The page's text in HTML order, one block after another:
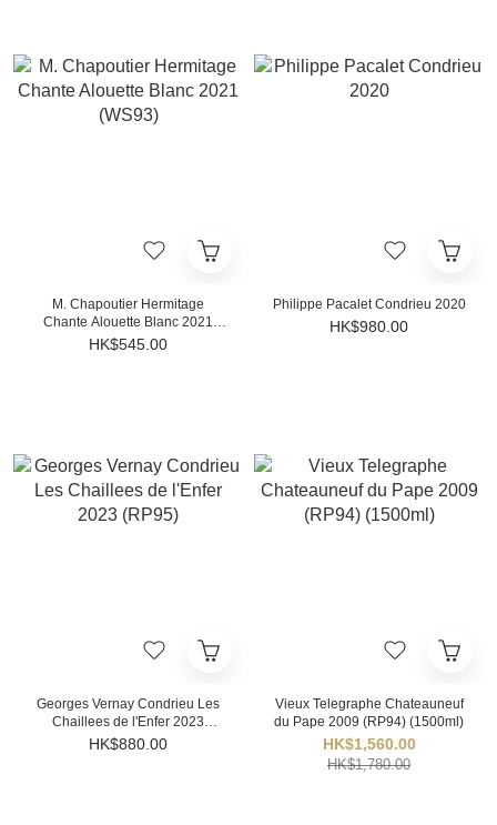
M. Chapoutier Hermitage
Chante Alouette Blanc 2021
(WS93)
HK$545.00
Philippe Pacalet Condrieu 2020
HK$980.00
Georges Vernay Condrieu Les
Chaillees de l'Enfer 2023
(RP95)
HK$880.00
Vieux Telegraphe Chateauneuf
du Pape 2009 (RP94) (1500ml)
HK$1,560.00
HK$1,780.00